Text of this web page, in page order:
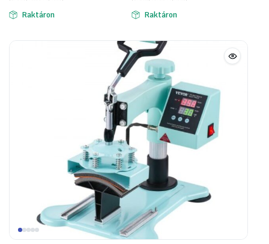
was:
156464 Ft.
is:
96647 Ft.
Raktáron
was:
189179 Ft.
is:
115189 Ft.
Raktáron